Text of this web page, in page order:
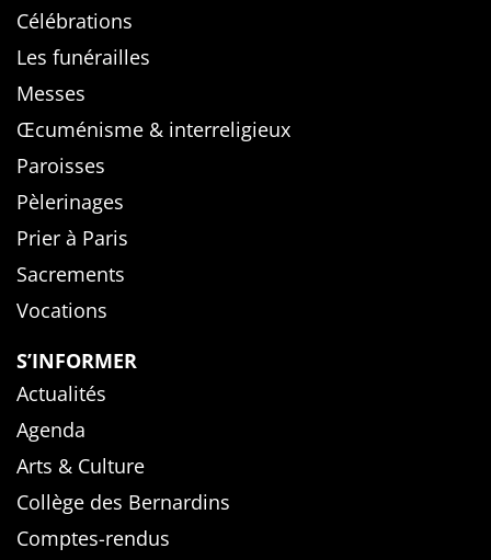
Célébrations
Les funérailles
Messes
Œcuménisme & interreligieux
Paroisses
Pèlerinages
Prier à Paris
Sacrements
Vocations
S’INFORMER
Actualités
Agenda
Arts & Culture
Collège des Bernardins
Comptes-rendus